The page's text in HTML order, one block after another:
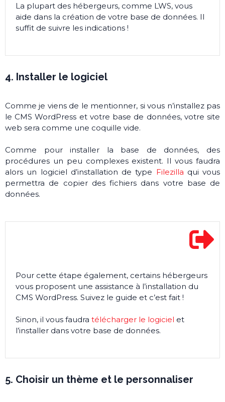
La plupart des hébergeurs, comme LWS, vous
aide dans la création de votre base de données. Il
suffit de suivre les indications !
4. Installer le logiciel
Comme je viens de le mentionner, si vous n’installez pas
le CMS WordPress et votre base de données, votre site
web sera comme une coquille vide.
Comme pour installer la base de données, des
procédures un peu complexes existent. Il vous faudra
alors un logiciel d’installation de type Filezilla qui vous
permettra de copier des fichiers dans votre base de
données.
Pour cette étape également, certains hébergeurs
vous proposent une assistance à l’installation du
CMS WordPress. Suivez le guide et c’est fait !
Sinon, il vous faudra télécharger le logiciel et
l’installer dans votre base de données.
5. Choisir un thème et le personnaliser